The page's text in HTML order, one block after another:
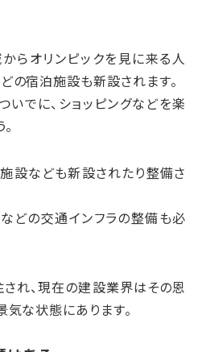
らオリンピックを見に来る人
の宿泊施設も新設されます。
いでに、ショッピングなどを楽
設なども新設されたり整備さ
どの交通インフラの整備も必
れ、現在の建設業界はその恩
気な状態にあります。